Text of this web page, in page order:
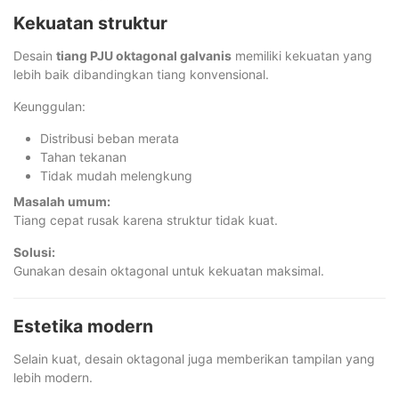
Kekuatan struktur
Desain tiang PJU oktagonal galvanis memiliki kekuatan yang
lebih baik dibandingkan tiang konvensional.
Keunggulan:
Distribusi beban merata
Tahan tekanan
Tidak mudah melengkung
Masalah umum:
Tiang cepat rusak karena struktur tidak kuat.
Solusi:
Gunakan desain oktagonal untuk kekuatan maksimal.
Estetika modern
Selain kuat, desain oktagonal juga memberikan tampilan yang
lebih modern.